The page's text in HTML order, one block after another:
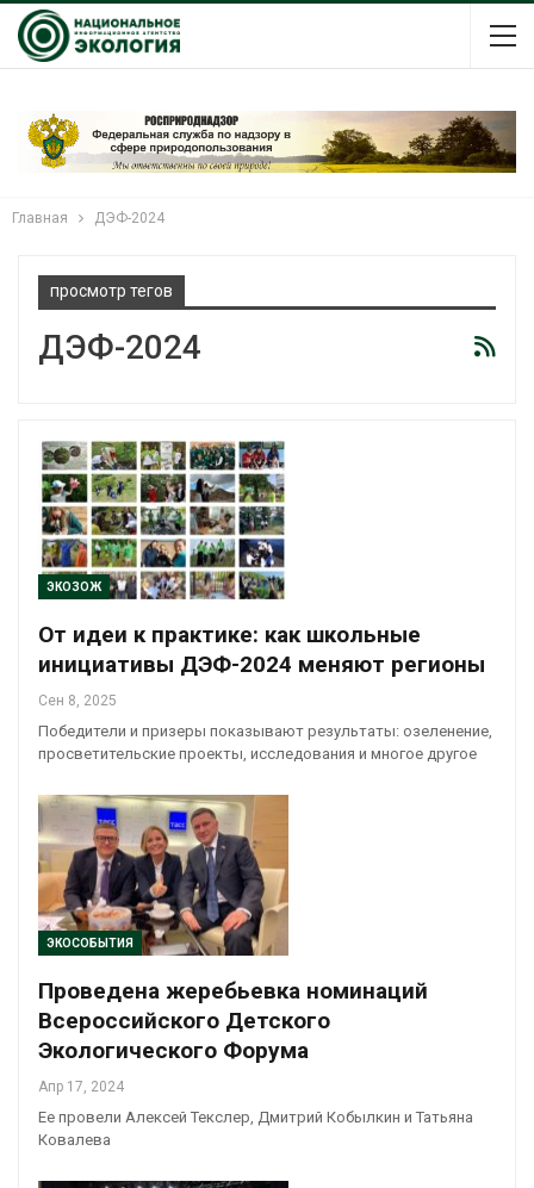
Главная ДЭФ-2024
просмотр тегов
ДЭФ-2024
ЭКОЗОЖ
От идеи к практике: как школьные
инициативы ДЭФ-2024 меняют регионы
Сен 8, 2025
Победители и призеры показывают результаты: озеленение,
просветительские проекты, исследования и многое другое
ЭКОСОБЫТИЯ
Проведена жеребьевка номинаций
Всероссийского Детского
Экологического Форума
Апр 17, 2024
Ее провели Алексей Текслер, Дмитрий Кобылкин и Татьяна
Ковалева